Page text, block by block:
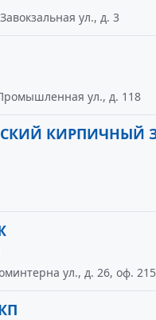
ул., д. 3
ул., д. 118
КИРПИЧНЫЙ
ул., д. 26, оф. 215